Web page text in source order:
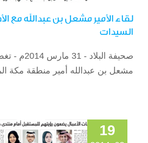
لقاء الأمير مشعل بن عبدالله مع
السيدات
صحيفة البلاد -
مشعل بن عبدالله أمير منطقة مكة
19
شباب وشابات الأعمال
يضعون رؤيتهم
الصحافة